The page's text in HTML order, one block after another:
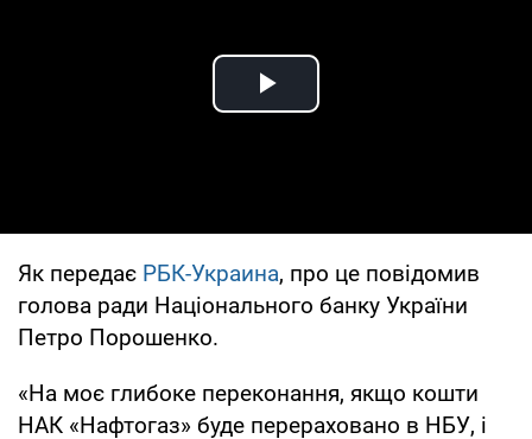
Play Video
Як передає РБК-Украина, про це повідомив
голова ради Національного банку України
Петро Порошенко.
«На моє глибоке переконання, якщо кошти
НАК «Нафтогаз» буде перераховано в НБУ, і